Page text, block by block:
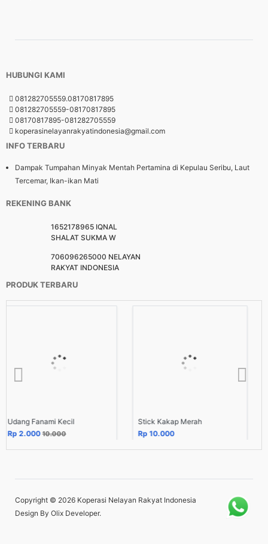
HUBUNGI KAMI
081282705559.08170817895
081282705559-08170817895
08170817895-081282705559
koperasinelayanrakyatindonesia@gmail.com
INFO TERBARU
Dampak Tumpahan Minyak Mentah Pertamina di Kepulau Seribu, Laut
Tercemar, Ikan-ikan Mati
REKENING BANK
1652178965 IQNAL
SHALAT SUKMA W
706096265000 NELAYAN
RAKYAT INDONESIA
PRODUK TERBARU
Stick Kakap Merah
Rp 10.000
Stick Ikan Tuna
Copyright © 2026 Koperasi Nelayan Rakyat Indonesia
Design By Olix Developer.